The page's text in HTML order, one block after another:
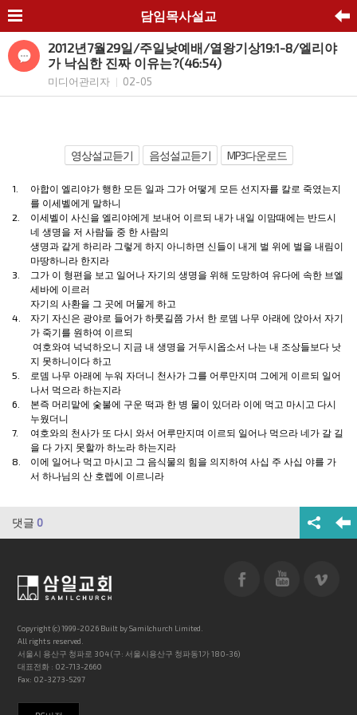
담임목사설교
2012년7월29일/주일낮예배/열왕기상19:1-8/엘리야
가 낙심한 진짜 이유는?(46:54)
미디어관리자 02-05
영상설교듣기 음성설교듣기 MP3다운로드
1.
아합이 엘리야가 행한 모든 일과 그가 어떻게 모든 선지자를 칼로 죽였는지
를 이세벨에게 말하니
2.
이세벨이 사신을 엘리야에게 보내어 이르되 내가 내일 이맘때에는 반드시
네 생명을 저 사람들 중 한 사람의
생명과 같게 하리라 그렇게 하지 아니하면 신들이 내게 벌 위에 벌을 내림이
마땅하니라 한지라
3.
그가 이 형편을 보고 일어나 자기의 생명을 위해 도망하여 유다에 속한 브엘
세바에 이르러
자기의 사환을 그 곳에 머물게 하고
4.
자기 자신은 광야로 들어가 하룻길쯤 가서 한 로뎀 나무 아래에 앉아서 자기
가 죽기를 원하여 이르되
여호와여 넉넉하오니 지금 내 생명을 거두시옵소서 나는 내 조상들보다 낫
지 못하니이다 하고
5.
로뎀 나무 아래에 누워 자더니 천사가 그를 어루만지며 그에게 이르되 일어
나서 먹으라 하는지라
6.
본즉 머리맡에 숯불에 구운 떡과 한 병 물이 있더라 이에 먹고 마시고 다시
누웠더니
7.
여호와의 천사가 또 다시 와서 어루만지며 이르되 일어나 먹으라 네가 갈 길
을 다 가지 못할까 하노라 하는지라
8.
이에 일어나 먹고 마시고 그 음식물의 힘을 의지하여 사십 주 사십 야를 가
서 하나님의 산 호렙에 이르니라
댓글 0
Copyright (c) 1999-2026 Built by Samilchurch Limited.
All rights reserved.
서울시 용산구 청파로 304 (구: 서울시용산구 청파동1가 180-36)
대표전화 : 02-713-2660
Fax: 02-3273-5297